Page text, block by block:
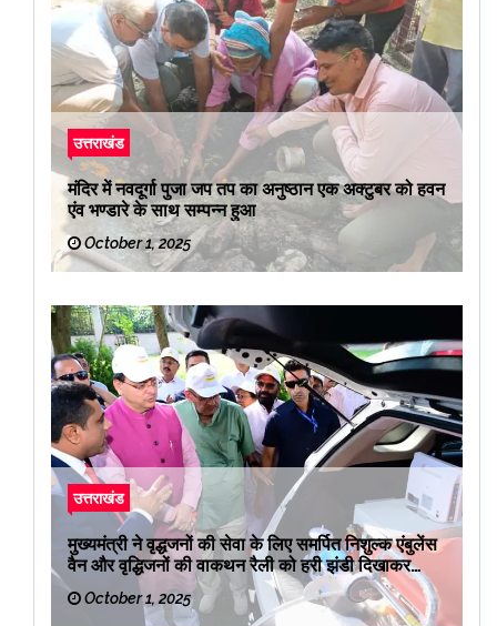
उत्तराखंड
मंदिर में नवदूर्गा पुजा जप तप का अनुष्ठान एक अक्टुबर को हवन
एंव भण्डारे के साथ सम्पन्न हुआ
October 1, 2025
उत्तराखंड
मुख्यमंत्री ने वृद्धजनों की सेवा के लिए समर्पित निशुल्क एंबुलेंस
वैन और वृद्धिजनों की वाकथन रैली को हरी झंडी दिखाकर
रवाना किया
October 1, 2025